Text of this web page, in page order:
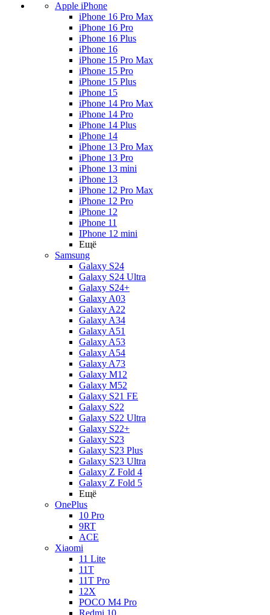
Apple iPhone
iPhone 16 Pro Max
iPhone 16 Pro
iPhone 16 Plus
iPhone 16
iPhone 15 Pro Max
iPhone 15 Pro
iPhone 15 Plus
iPhone 15
iPhone 14 Pro Max
iPhone 14 Pro
iPhone 14 Plus
iPhone 14
iPhone 13 Pro Max
iPhone 13 Pro
iPhone 13 mini
iPhone 13
iPhone 12 Pro Max
iPhone 12 Pro
iPhone 12
iPhone 11
IPhone 12 mini
Ещё
Samsung
Galaxy S24
Galaxy S24 Ultra
Galaxy S24+
Galaxy A03
Galaxy A22
Galaxy A34
Galaxy A51
Galaxy A53
Galaxy A54
Galaxy A73
Galaxy M12
Galaxy M52
Galaxy S21 FE
Galaxy S22
Galaxy S22 Ultra
Galaxy S22+
Galaxy S23
Galaxy S23 Plus
Galaxy S23 Ultra
Galaxy Z Fold 4
Galaxy Z Fold 5
Ещё
OnePlus
10 Pro
9RT
ACE
Xiaomi
11 Lite
11T
11T Pro
12X
POCO M4 Pro
Redmi 10